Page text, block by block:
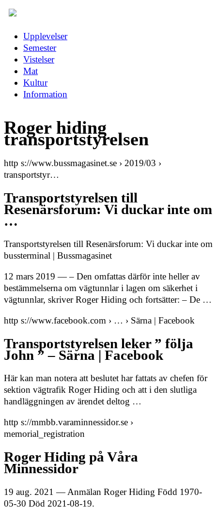
Upplevelser
Semester
Vistelser
Mat
Kultur
Information
Roger hiding
transportstyrelsen
http s://www.bussmagasinet.se › 2019/03 ›
transportstyr…
Transportstyrelsen till
Resenärsforum: Vi duckar inte om
…
Transportstyrelsen till Resenärsforum: Vi duckar inte om
bussterminal | Bussmagasinet
12 mars 2019 — – Den omfattas därför inte heller av
bestämmelserna om vägtunnlar i lagen om säkerhet i
vägtunnlar, skriver Roger Hiding och fortsätter: – De …
http s://www.facebook.com › … › Särna | Facebook
Transportstyrelsen leker ” följa
John ” – Särna | Facebook
Här kan man notera att beslutet har fattats av chefen för
sektion vägtrafik Roger Hiding och att i den slutliga
handläggningen av ärendet deltog …
http s://mmbb.varaminnessidor.se ›
memorial_registration
Roger Hiding på Våra
Minnessidor
19 aug. 2021 — Anmälan Roger Hiding Född 1970-
05-30 Död 2021-08-19.